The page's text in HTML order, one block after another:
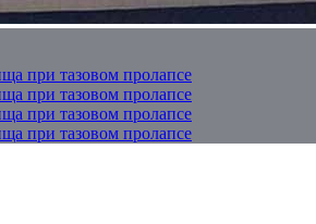
при тазовом пролапсе
при тазовом пролапсе
при тазовом пролапсе
при тазовом пролапсе